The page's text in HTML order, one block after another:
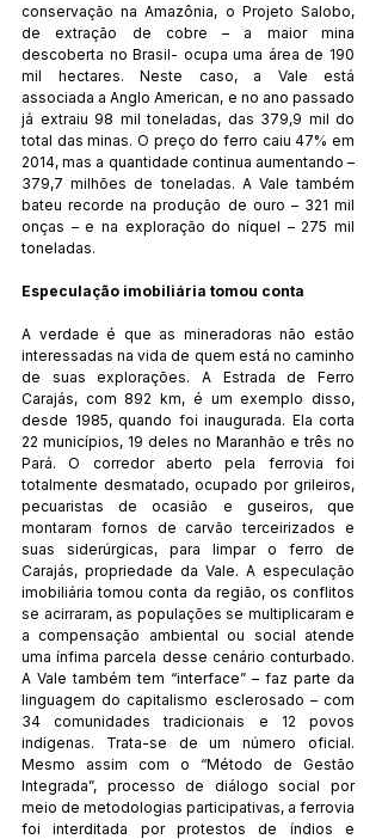
conservação na Amazônia, o Projeto Salobo,
de extração de cobre – a maior mina
descoberta no Brasil- ocupa uma área de 190
mil hectares. Neste caso, a Vale está
associada a Anglo American, e no ano passado
já extraiu 98 mil toneladas, das 379,9 mil do
total das minas. O preço do ferro caiu 47% em
2014, mas a quantidade continua aumentando –
379,7 milhões de toneladas. A Vale também
bateu recorde na produção de ouro – 321 mil
onças – e na exploração do níquel – 275 mil
toneladas.
Especulação imobiliária tomou conta
A verdade é que as mineradoras não estão
interessadas na vida de quem está no caminho
de suas explorações. A Estrada de Ferro
Carajás, com 892 km, é um exemplo disso,
desde 1985, quando foi inaugurada. Ela corta
22 municípios, 19 deles no Maranhão e três no
Pará. O corredor aberto pela ferrovia foi
totalmente desmatado, ocupado por grileiros,
pecuaristas de ocasião e guseiros, que
montaram fornos de carvão terceirizados e
suas siderúrgicas, para limpar o ferro de
Carajás, propriedade da Vale. A especulação
imobiliária tomou conta da região, os conflitos
se acirraram, as populações se multiplicaram e
a compensação ambiental ou social atende
uma ínfima parcela desse cenário conturbado.
A Vale também tem “interface” – faz parte da
linguagem do capitalismo esclerosado – com
34 comunidades tradicionais e 12 povos
indígenas. Trata-se de um número oficial.
Mesmo assim com o “Método de Gestão
Integrada”, processo de diálogo social por
meio de metodologias participativas, a ferrovia
foi interditada por protestos de índios e